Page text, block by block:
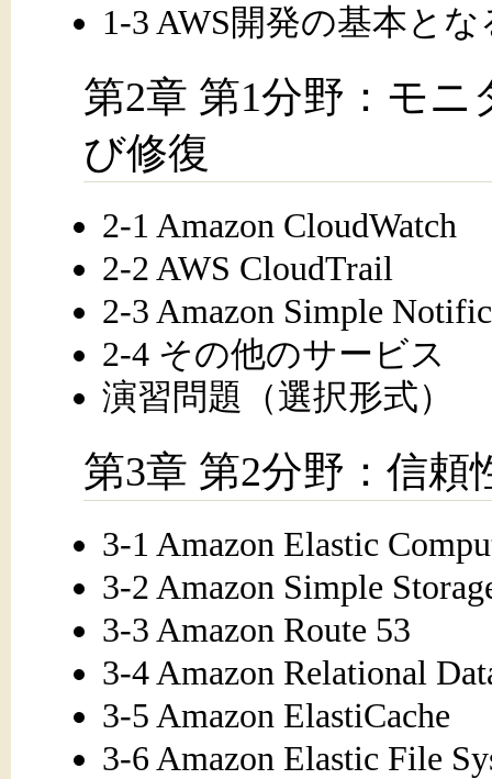
1-3 AWS開発の基本と
第2章 第1分野：モ
び修復
2-1 Amazon CloudWatch
2-2 AWS CloudTrail
2-3 Amazon Simple
2-4 その他のサービス
演習問題（選択形式）
第3章 第2分野：信
3-1 Amazon Elastic
3-2 Amazon Simple
3-3 Amazon Route 53
3-4 Amazon Relational
3-5 Amazon ElastiCache
3-6 Amazon Elastic File